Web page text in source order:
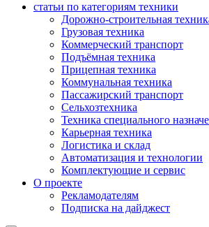
статьи по категориям техники
Дорожно-строительная
Грузовая техника
Коммерческий транспорт
Подъёмная техника
Прицепная техника
Коммунальная техника
Пассажирский транспорт
Сельхозтехника
Техника специального
Карьерная техника
Логистика и склад
Автоматизация и технологии
Комплектующие и сервис
О проекте
Рекламодателям
Подписка на дайджест